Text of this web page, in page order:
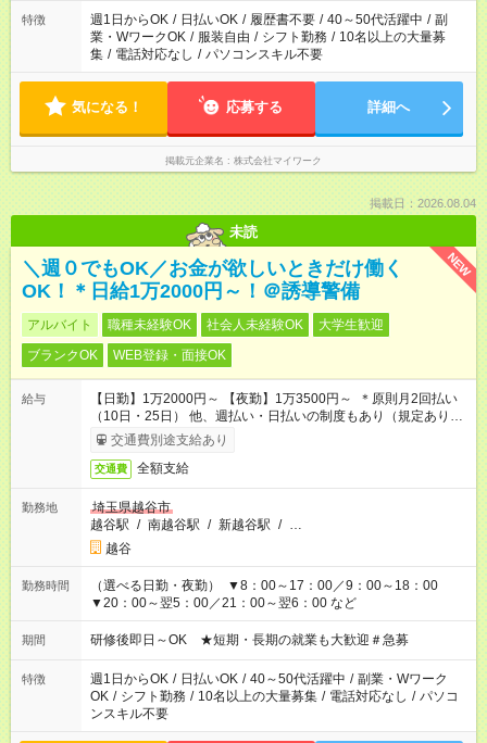
特徴 週1日からOK / 日払いOK / 履歴書不要 / 40～50代活躍中 / 副
業・WワークOK / 服装自由 / シフト勤務 / 10名以上の大量募
集 / 電話対応なし / パソコンスキル不要
気になる！ 応募する 詳細へ
掲載元企業名 株式会社マイワーク
掲載日：2026.08.04
未読
NEW
＼週０でもOK／お金が欲しいときだけ働く
OK！＊日給1万2000円～！＠誘導警備
アルバイト 職種未経験OK 社会人未経験OK
大学生歓迎
ブランクOK
WEB登録・面接OK
給与
【日勤】1万2000円～ 【夜勤】1万3500円～ ＊原則月2回払い
（10日・25日） 他、週払い・日払いの制度もあり（規定あり）
＃日収1万円以上
交通費別途支給あり
交通費 全額支給
勤務地
埼玉県越谷市
越谷駅 / 南越谷駅 / 新越谷駅 / …
越谷
勤務時間
（選べる日勤・夜勤） ▼8：00～17：00／9：00～18：00
▼20：00～翌5：00／21：00～翌6：00 など
期間 研修後即日～OK ★短期・長期の就業も大歓迎＃急募
特徴 週1日からOK / 日払いOK / 40～50代活躍中 / 副業・Wワーク
OK / シフト勤務 / 10名以上の大量募集 / 電話対応なし / パソコ
ンスキル不要